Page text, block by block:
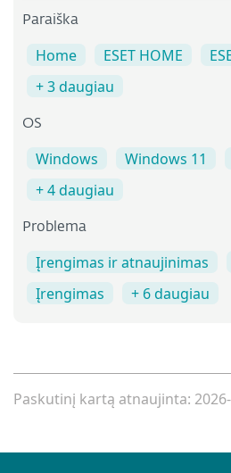
Paraiška
Home ESET HOME
+ 3 daugiau
OS
Windows Windows 11
+ 4 daugiau
Problema
Įrengimas ir atnaujinimas
Įrengimas
+ 6 daugiau
Paskutinį kartą atnaujinta: